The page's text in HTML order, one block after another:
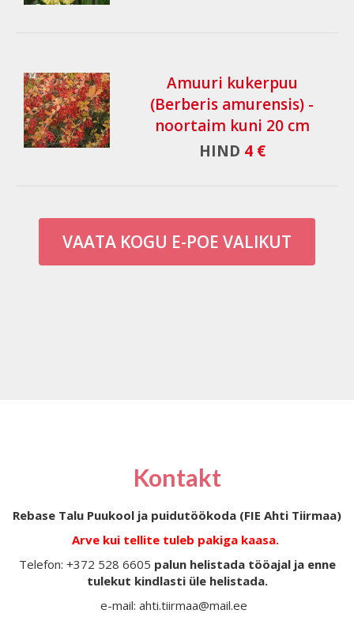
Amuuri kukerpuu
(Berberis amurensis) -
noortaim kuni 20 cm
HIND 4 €
VAATA KOGU E-POE VALIKUT
Kontakt
Rebase Talu Puukool ja puidutöökoda (FIE Ahti Tiirmaa)
Arve kui tellite tuleb pakiga kaasa.
Telefon: +372 528 6605 palun helistada tööajal ja enne
tulekut kindlasti üle helistada.
e-mail: ahti.tiirmaa@mail.ee